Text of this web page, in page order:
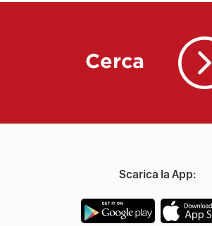
Cerca
Scarica la App: